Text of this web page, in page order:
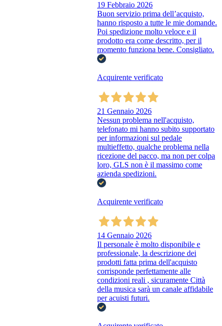
19 Febbraio 2026
Buon servizio prima dell’acquisto,
hanno risposto a tutte le mie domande.
Poi spedizione molto veloce e il
prodotto era come descritto, per il
momento funziona bene. Consigliato.
Acquirente verificato
21 Gennaio 2026
Nessun problema nell'acquisto,
telefonato mi hanno subito supportato
per informazioni sul pedale
multieffetto, qualche problema nella
ricezione del pacco, ma non per colpa
loro, GLS non è il massimo come
azienda spedizioni.
Acquirente verificato
14 Gennaio 2026
Il personale è molto disponibile e
professionale, la descrizione dei
prodotti fatta prima dell'acquisto
corrisponde perfettamente alle
condizioni reali , sicuramente Città
della musica sarà un canale affidabile
per acuisti futuri.